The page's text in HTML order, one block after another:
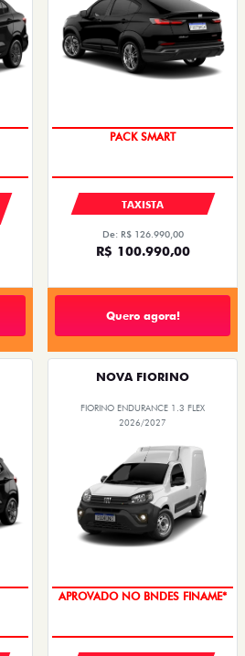
PACK SMART
TAXISTA
De: R$ 126.990,00
R$ 100.990,00
Quero agora!
NOVA FIORINO
FIORINO ENDURANCE 1.3 FLEX
2026/2027
APROVADO NO BNDES FINAME*